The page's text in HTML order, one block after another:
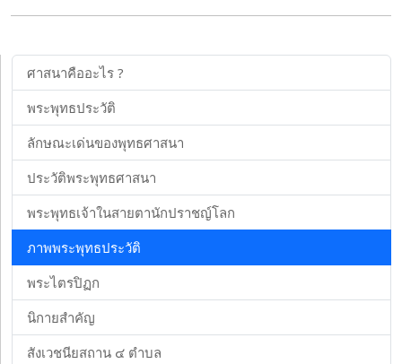
ศาสนาคืออะไร ?
พระพุทธประวัติ
ลักษณะเด่นของพุทธศาสนา
ประวัติพระพุทธศาสนา
พระพุทธเจ้าในสายตานักปราชญ์โลก
ภาพพระพุทธประวัติ
พระไตรปิฏก
นิกายสำคัญ
สังเวชนียสถาน ๔ ตำบล